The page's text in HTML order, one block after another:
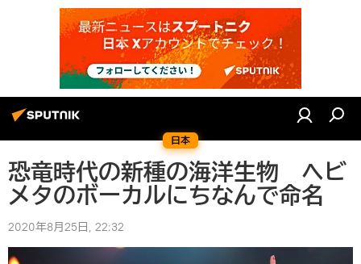
日本
恐竜時代の新種の海洋生物 ヘビ
メタのボーカルにちなんで命名
2020年8月25日, 22:32